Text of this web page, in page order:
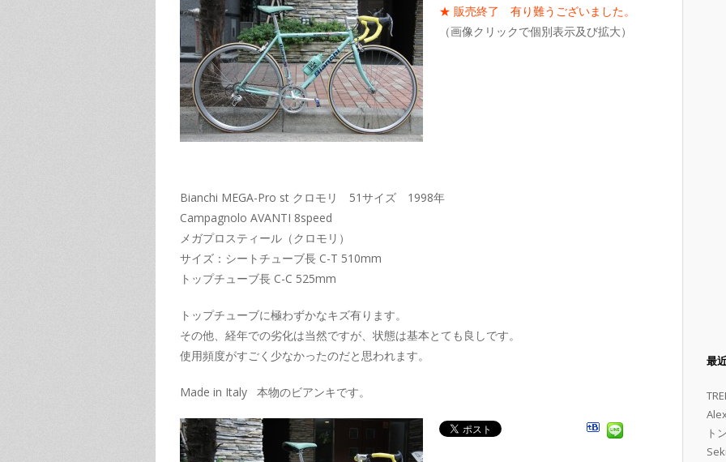
★ 販売終了 有り難うございました。
（画像クリックで個別表示及び拡大）
Bianchi MEGA-Pro st クロモリ 51サイズ 1998年
Campagnolo AVANTI 8speed
メガプロスティール（クロモリ）
サイズ：シートチューブ長 C-T 510mm
トップチューブ長 C-C 525mm
トップチューブに極わずかなキズ有ります。
その他、経年での劣化は当然ですが、状態は基本とても良しです。
使用頻度がすごく少なかったのだと思われます。
Made in Italy 本物のビアンキです。
最
ト